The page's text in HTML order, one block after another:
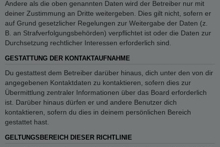
Andere als die oben genannten Daten wird der Betreiber nur mit
deiner Zustimmung an Dritte weitergeben. Dies gilt nicht, sofern er
auf Grund gesetzlicher Regelungen zur Weitergabe der Daten (z.
B. an Strafverfolgungsbehörden) verpflichtet ist oder die Daten zur
Durchsetzung rechtlicher Interessen erforderlich sind.
GESTATTUNG DER KONTAKTAUFNAHME
Du gestattest dem Betreiber darüber hinaus, dich unter den von dir
angegebenen Kontaktdaten zu kontaktieren, sofern dies zur
Übermittlung zentraler Informationen über das Board erforderlich
ist. Darüber hinaus dürfen er und andere Benutzer dich
kontaktieren, sofern du dies in deinem persönlichen Bereich
gestattet hast.
GELTUNGSBEREICH DIESER RICHTLINIE